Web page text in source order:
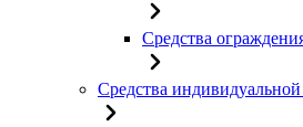
Средства
Средства